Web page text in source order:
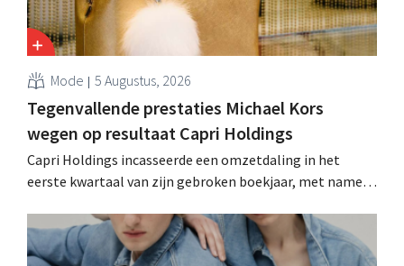
Mode 5 Augustus, 2026
Tegenvallende prestaties Michael Kors
wegen op resultaat Capri Holdings
Capri Holdings incasseerde een omzetdaling in het
eerste kwartaal van zijn gebroken boekjaar, met name
Kors, ondanks sterke resultaten van Jimmy Choo.